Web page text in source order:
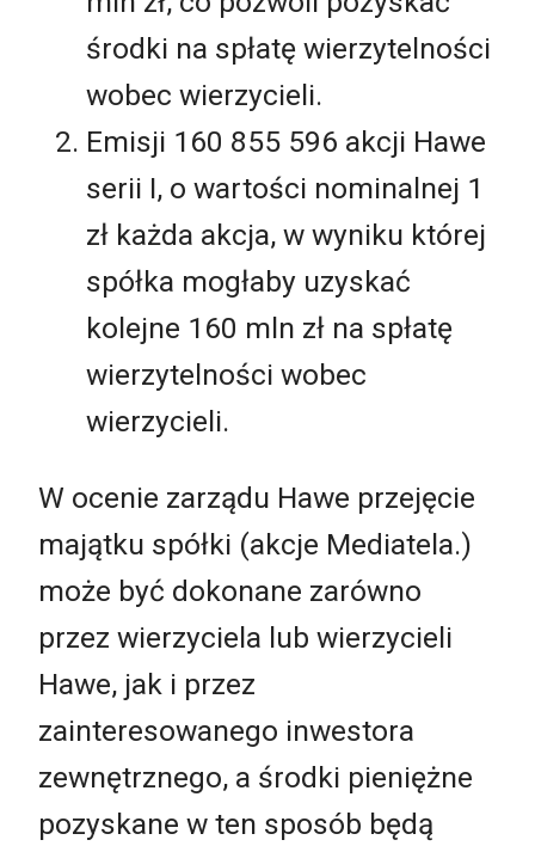
środki na spłatę wierzytelności
wobec wierzycieli.
Emisji 160 855 596 akcji Hawe
serii I, o wartości nominalnej 1
zł każda akcja, w wyniku której
spółka mogłaby uzyskać
kolejne 160 mln zł na spłatę
wierzytelności wobec
wierzycieli.
W ocenie zarządu Hawe przejęcie
majątku spółki (akcje Mediatela.)
może być dokonane zarówno
przez wierzyciela lub wierzycieli
Hawe, jak i przez
zainteresowanego inwestora
zewnętrznego, a środki pieniężne
pozyskane w ten sposób będą